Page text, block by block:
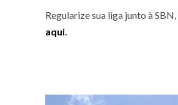
Regularize sua liga junto à SBN,
aqui.